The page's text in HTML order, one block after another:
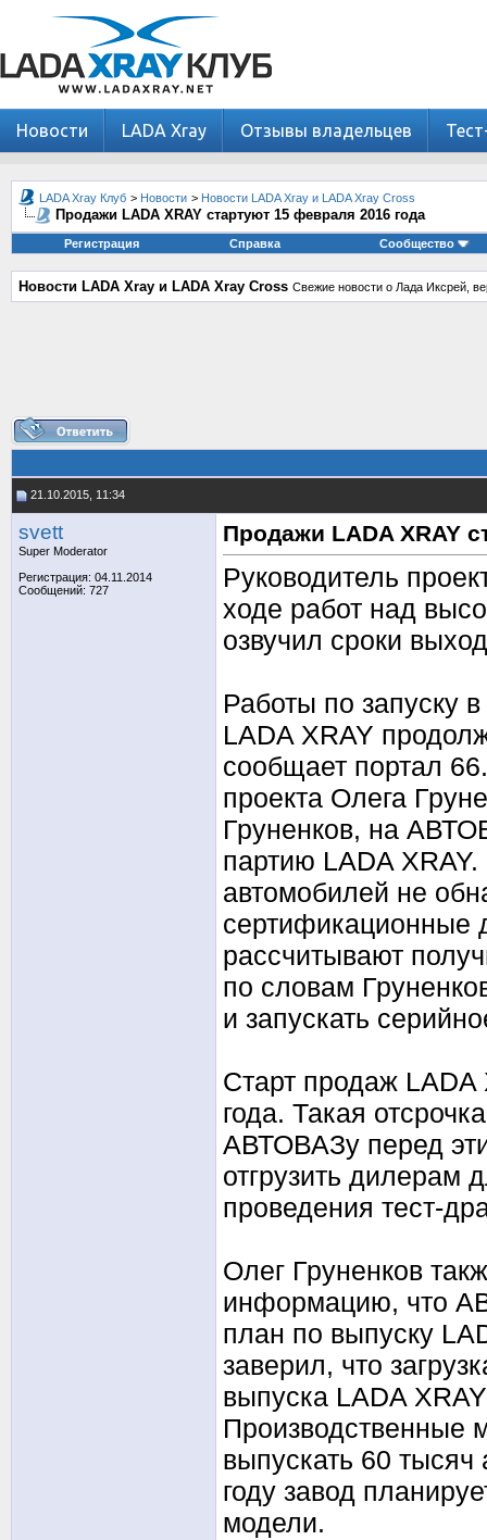
Новости LADA Xray Отзывы владельцев
LADA Xray Клуб > Новости > Новости LADA Xray и LADA Xray Cross
Продажи LADA XRAY стартуют 15 февраля 2016 года
Регистрация Справка Сообщество
Новости LADA Xray и LADA Xray Cross Свежие новости о Лада Иксрей,
21.10.2015, 11:34
svett
Super Moderator
Регистрация: 04.11.2014
Сообщений: 727
Продажи LADA XRAY
Руководитель
ходе работ над
озвучил сроки
Работы по запуску
LADA XRAY
сообщает портал
проекта Олега
Груненков, на
партию LADA
автомобилей не
сертификационные
рассчитывают
по словам
и запускать
Старт продаж
года. Такая
АВТОВАЗу перед
отгрузить дилерам
проведения тест-
Олег Груненков
информацию, что
план по выпуску
заверил, что
выпуска LADA
Производственные
выпускать 60
году завод
модели.